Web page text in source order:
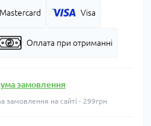
Mastercard Visa
Оплата при отриманні
замовлення
замовлення на сайті - 299грн